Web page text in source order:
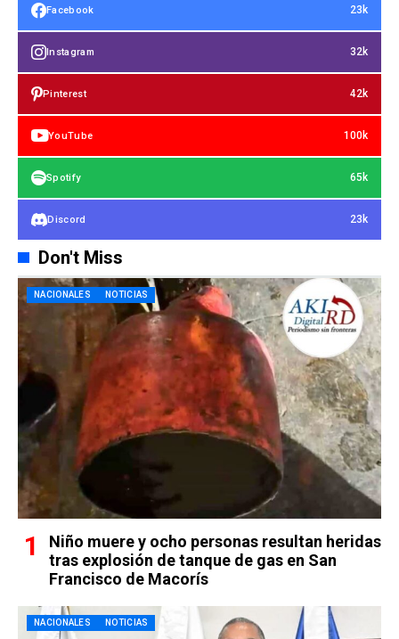
Facebook 23k
Instagram 32k
Pinterest 42k
YouTube 100k
Spotify 65k
Discord 23k
Don't Miss
NACIONALES NOTICIAS
Niño muere y ocho personas resultan heridas
tras explosión de tanque de gas en San
Francisco de Macorís
NACIONALES NOTICIAS